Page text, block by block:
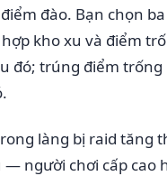
đào. Bạn chọn
kho xu và điểm
đó; trúng điểm trống
làng bị raid tăng
— người chơi cấp cao